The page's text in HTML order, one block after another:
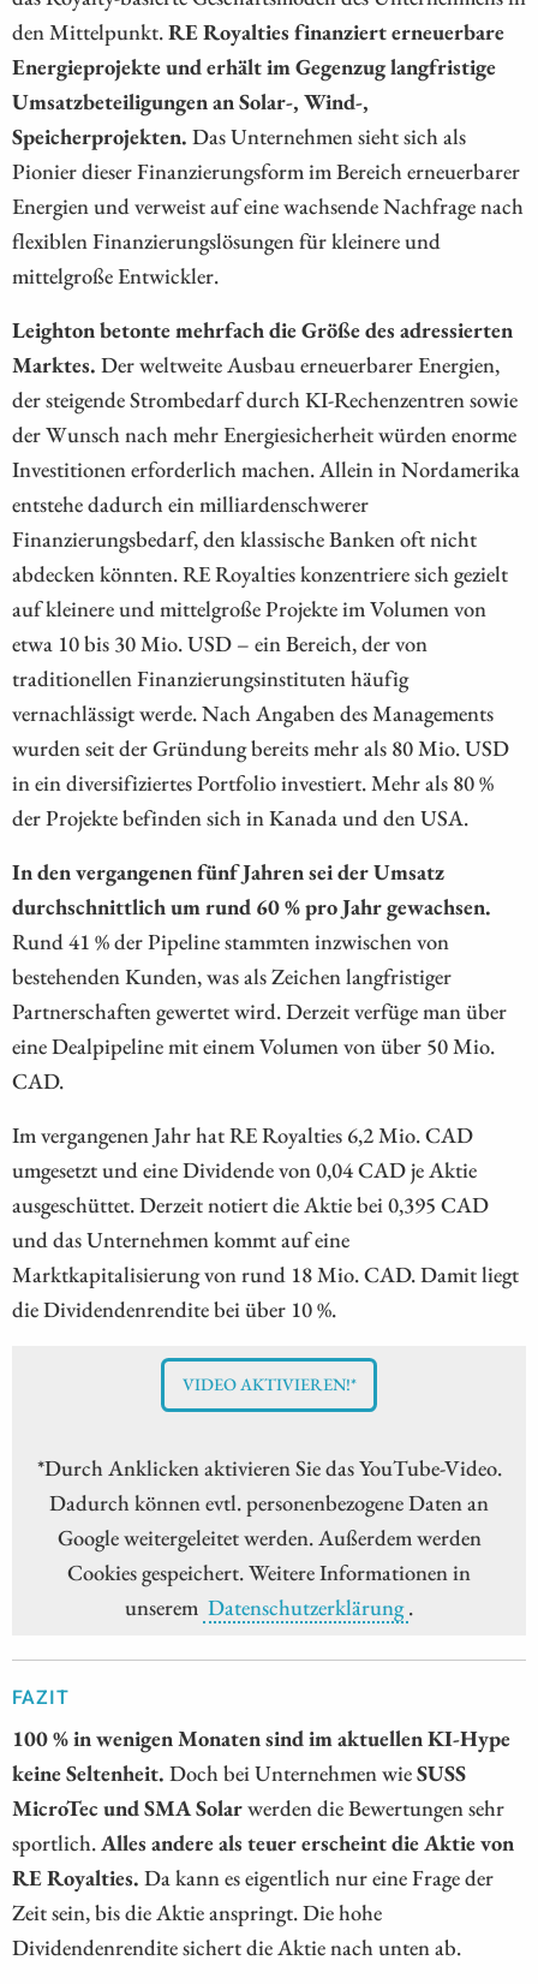
den Mittelpunkt.RE Royalties finanziert erneuerbare
Energieprojekte und erhält im Gegenzug langfristige
Umsatzbeteiligungen an Solar-, Wind-,
Speicherprojekten. Das Unternehmen sieht sich als
Pionier dieser Finanzierungsform im Bereich erneuerbarer
Energien und verweist auf eine wachsende Nachfrage nach
flexiblen Finanzierungslösungen für kleinere und
mittelgroße Entwickler.
Leighton betonte mehrfach die Größe des adressierten
Marktes. Der weltweite Ausbau erneuerbarer Energien,
der steigende Strombedarf durch KI-Rechenzentren sowie
der Wunsch nach mehr Energiesicherheit würden enorme
Investitionen erforderlich machen. Allein in Nordamerika
entstehe dadurch ein milliardenschwerer
Finanzierungsbedarf, den klassische Banken oft nicht
abdecken könnten. RE Royalties konzentriere sich gezielt
auf kleinere und mittelgroße Projekte im Volumen von
etwa 10 bis 30 Mio. USD – ein Bereich, der von
traditionellen Finanzierungsinstituten häufig
vernachlässigt werde. Nach Angaben des Managements
wurden seit der Gründung bereits mehr als 80 Mio. USD
in ein diversifiziertes Portfolio investiert. Mehr als 80 %
der Projekte befinden sich in Kanada und den USA.
In den vergangenen fünf Jahren sei der Umsatz
durchschnittlich um rund 60 % pro Jahr gewachsen.
Rund 41 % der Pipeline stammten inzwischen von
bestehenden Kunden, was als Zeichen langfristiger
Partnerschaften gewertet wird. Derzeit verfüge man über
eine Dealpipeline mit einem Volumen von über 50 Mio.
CAD.
Im vergangenen Jahr hat RE Royalties 6,2 Mio. CAD
umgesetzt und eine Dividende von 0,04 CAD je Aktie
ausgeschüttet. Derzeit notiert die Aktie bei 0,395 CAD
und das Unternehmen kommt auf eine
Marktkapitalisierung von rund 18 Mio. CAD. Damit liegt
die Dividendenrendite bei über 10 %.
VIDEO AKTIVIEREN!*
*Durch Anklicken aktivieren Sie das YouTube-Video.
Dadurch können evtl. personenbezogene Daten an
Google weitergeleitet werden. Außerdem werden
Cookies gespeichert. Weitere Informationen in
unserem Datenschutzerklärung .
FAZIT
100 % in wenigen Monaten sind im aktuellen KI-Hype
keine Seltenheit. Doch bei Unternehmen wieSUSS
MicroTec und SMA Solarwerden die Bewertungen sehr
sportlich.Alles andere als teuer erscheint die Aktie von
RE Royalties. Da kann es eigentlich nur eine Frage der
Zeit sein, bis die Aktie anspringt. Die hohe
Dividendenrendite sichert die Aktie nach unten ab.